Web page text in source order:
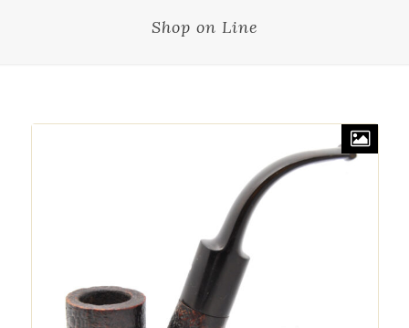
Shop on Line